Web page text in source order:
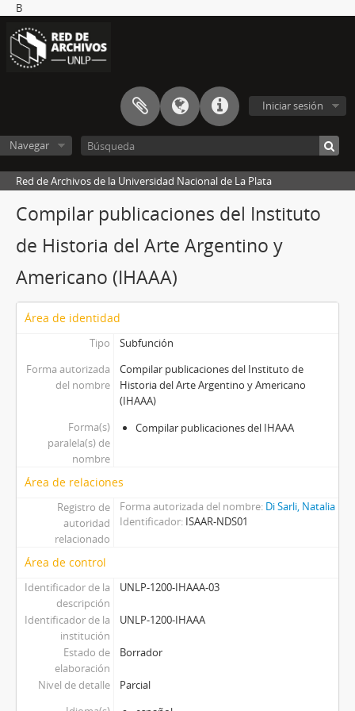
B
Iniciar sesión
Navegar
Red de Archivos de la Universidad Nacional de La Plata
Compilar publicaciones del Instituto
de Historia del Arte Argentino y
Americano (IHAAA)
Área de identidad
Tipo
Subfunción
Forma autorizada
del nombre
Compilar publicaciones del Instituto de
Historia del Arte Argentino y Americano
(IHAAA)
Forma(s)
paralela(s) de
nombre
Compilar publicaciones del IHAAA
Área de relaciones
Registro de
autoridad
relacionado
Forma autorizada del nombre Di Sarli, Natalia
Identificador ISAAR-NDS01
Área de control
Identificador de la
descripción
UNLP-1200-IHAAA-03
Identificador de la
institución
UNLP-1200-IHAAA
Estado de
elaboración
Borrador
Nivel de detalle
Parcial